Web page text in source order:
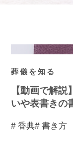
葬儀を知る
【動画で解
いや表書きの
# 香典# 書き方